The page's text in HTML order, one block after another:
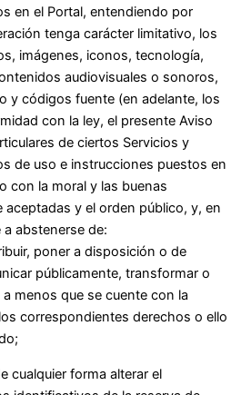
en el Portal, entendiendo por
tenga carácter limitativo, los
imágenes, iconos, tecnología,
audiovisuales o sonoros,
y códigos fuente (en adelante, los
con la ley, el presente Aviso
de ciertos Servicios y
de uso e instrucciones puestos en
con la moral y las buenas
y el orden público, y, en
abstenerse de:
poner a disposición o de
públicamente, transformar o
menos que se cuente con la
correspondientes derechos o ello
cualquier forma alterar el